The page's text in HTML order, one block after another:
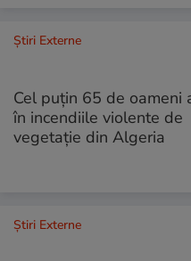
Știri Externe
Cel puțin 65 de oameni
în incendiile violente de
vegetație din Algeria
Știri Externe